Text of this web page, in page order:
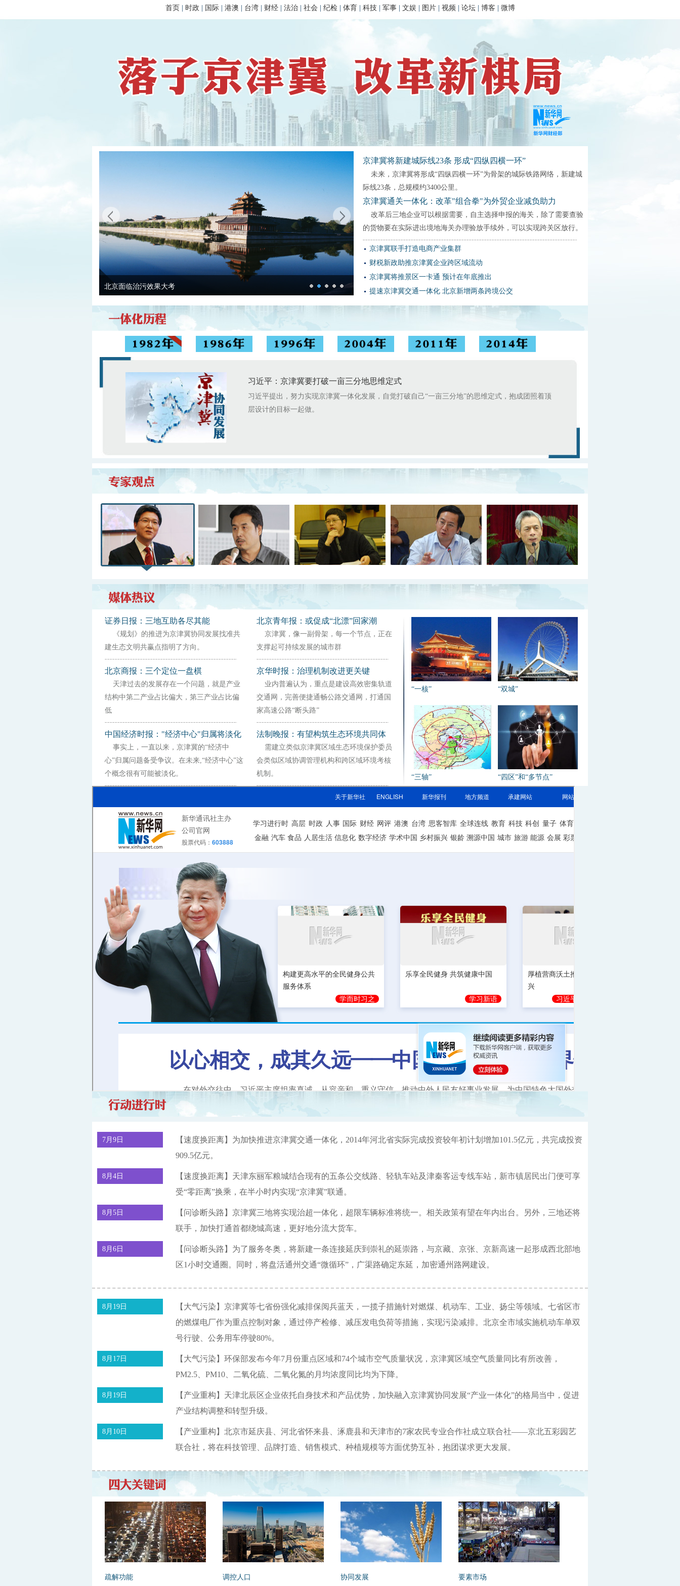
首页 时政 国际| 港澳 台湾| 财经| 法治| 社会 纪检 体育 科技| 军事| 文娱 图片| 视频 论坛| 博客 微博
北京面临治污效果大考
京津冀将新建城际线23条 形成“四纵四横一环”
未来，京津冀将形成“四纵四横一环”为骨架的城际铁路网络，新建城
际线23条，总规模约3400公里。
京津冀通关一体化：改革"组合拳"为外贸企业减负助力
改革后三地企业可以根据需要，自主选择申报的海关，除了需要查验
的货物要在实际进出境地海关办理验放手续外，可以实现跨关区放行。
京津冀联手打造电商产业集群
财税新政助推京津冀企业跨区域流动
京津冀将推景区一卡通 预计在年底推出
提速京津冀交通一体化 北京新增两条跨境公交
习近平：京津冀要打破一亩三分地思维定式
习近平提出，努力实现京津冀一体化发展，自觉打破自己“一亩三分地”的思维定式，抱成团照着顶
层设计的目标一起做。
证券日报：三地互助各尽其能
《规划》的推进为京津冀协同发展找准共
建生态文明共赢点指明了方向。
北京青年报：或促成“北漂”回家潮
京津冀，像一副骨架，每一个节点，正在
支撑起可持续发展的城市群
北京商报：三个定位一盘棋
天津过去的发展存在一个问题，就是产业
结构中第二产业占比偏大，第三产业占比偏
低
京华时报：治理机制改进更关键
业内普遍认为，重点是建设高效密集轨道
交通网，完善便捷通畅公路交通网，打通国
家高速公路“断头路”
中国经济时报："经济中心"归属将淡化
事实上，一直以来，京津冀的“经济中
心”归属问题备受争议。在未来,“经济中心”这
个概念很有可能被淡化。
法制晚报：有望构筑生态环境共同体
需建立类似京津冀区域生态环境保护委员
会类似区域协调管理机构和跨区域环境考核
机制。
“一核” “双城”
“三轴” “四区”和“多节点”
7月9日
【速度换距离】为加快推进京津冀交通一体化，2014年河北省实际完成投资较年初计划增加101.5亿元，共完成投资
909.5亿元。
8月4日
【速度换距离】天津东丽军粮城结合现有的五条公交线路、轻轨车站及津秦客运专线车站，新市镇居民出门便可享
受“零距离”换乘，在半小时内实现“京津冀”联通。
8月5日
【问诊断头路】京津冀三地将实现治超一体化，超限车辆标准将统一。相关政策有望在年内出台。另外，三地还将
联手，加快打通首都绕城高速，更好地分流大货车。
8月6日
【问诊断头路】为了服务冬奥，将新建一条连接延庆到崇礼的延崇路，与京藏、京张、京新高速一起形成西北部地
区1小时交通圈。同时，将盘活通州交通“微循环”，广渠路确定东延，加密通州路网建设。
8月19日
【大气污染】京津冀等七省份强化减排保阅兵蓝天，一揽子措施针对燃煤、机动车、工业、扬尘等领域。七省区市
的燃煤电厂作为重点控制对象，通过停产检修、减压发电负荷等措施，实现污染减排。北京全市域实施机动车单双
号行驶、公务用车停驶80%。
8月17日
【大气污染】环保部发布今年7月份重点区域和74个城市空气质量状况，京津冀区域空气质量同比有所改善，
PM2.5、PM10、二氧化硫、二氧化氮的月均浓度同比均为下降。
8月19日
【产业重构】天津北辰区企业依托自身技术和产品优势，加快融入京津冀协同发展“产业一体化”的格局当中，促进
产业结构调整和转型升级。
8月10日
【产业重构】北京市延庆县、河北省怀来县、涿鹿县和天津市的7家农民专业合作社成立联合社——京北五彩园艺
联合社，将在科技管理、品牌打造、销售模式、种植规模等方面优势互补，抱团谋求更大发展。
疏解功能 调控人口 协同发展 要素市场